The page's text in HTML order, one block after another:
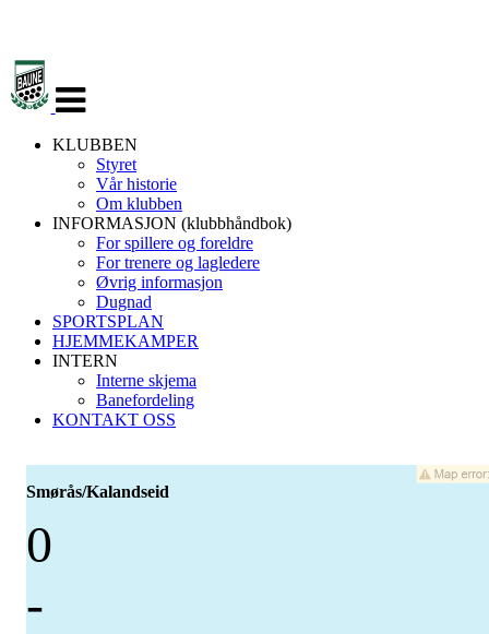
navigasjon
KLUBBEN
Styret
Vår historie
Om klubben
INFORMASJON (klubbhåndbok)
For spillere og foreldre
For trenere og lagledere
Øvrig informasjon
Dugnad
SPORTSPLAN
HJEMMEKAMPER
INTERN
Interne skjema
Banefordeling
KONTAKT OSS
Smørås/Kalandseid
0
-